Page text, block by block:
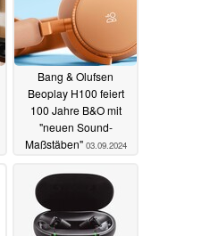
Bang & Olufsen
Beoplay H100 feiert
100 Jahre B&O mit
"neuen Sound-
Maßstäben" 03.09.2024